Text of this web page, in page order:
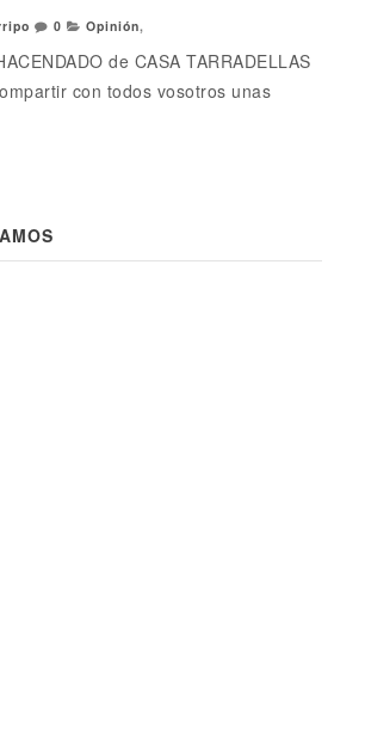
0 Opinión,
de CASA TARRADELLAS
con todos vosotros unas